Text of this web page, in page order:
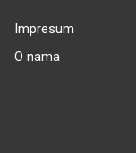
Impresum
O nama